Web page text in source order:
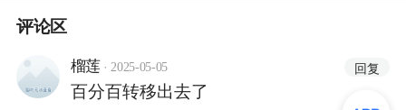
评论区
榴莲 · 2025-05-05 回复
百分百转移出去了